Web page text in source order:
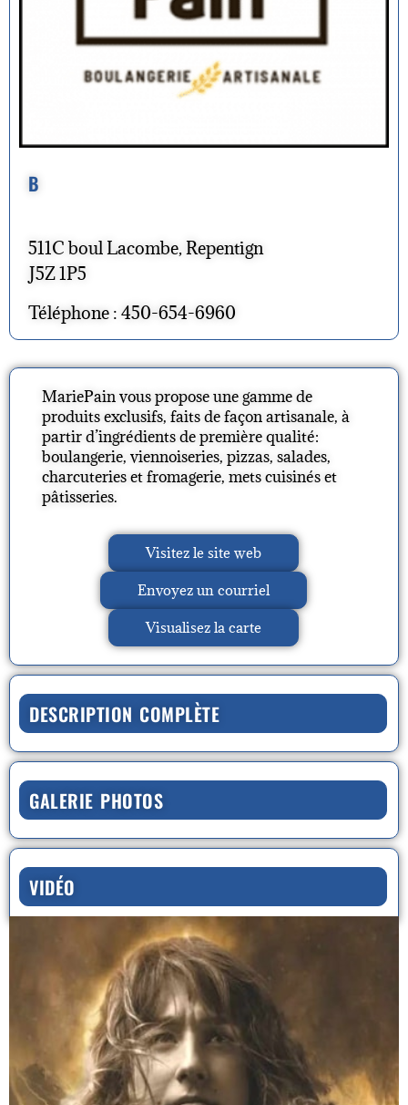
B
511C boul Lacombe, Repentign
J5Z 1P5
Téléphone : 450-654-6960
MariePain vous propose une gamme de
produits exclusifs, faits de façon artisanale, à
partir d’ingrédients de première qualité:
boulangerie, viennoiseries, pizzas, salades,
charcuteries et fromagerie, mets cuisinés et
pâtisseries.
Visitez le site web
Envoyez un courriel
Visualisez la carte
DESCRIPTION COMPLÈTE
GALERIE PHOTOS
VIDÉO